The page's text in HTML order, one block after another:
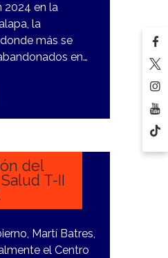
2024 en la
la
más se
en…
del
T-II
Martí Batres,
el Centro